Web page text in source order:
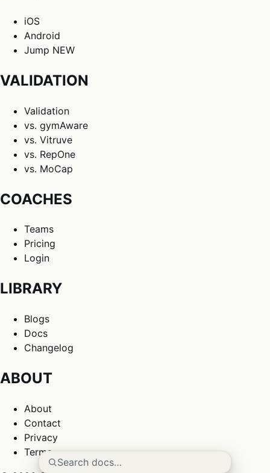
Search docs…
iOS
Android
Jump NEW
VALIDATION
Validation
vs. gymAware
vs. Vitruve
vs. RepOne
vs. MoCap
COACHES
Teams
Pricing
Login
LIBRARY
Blogs
Docs
Changelog
ABOUT
About
Contact
Privacy
Terms